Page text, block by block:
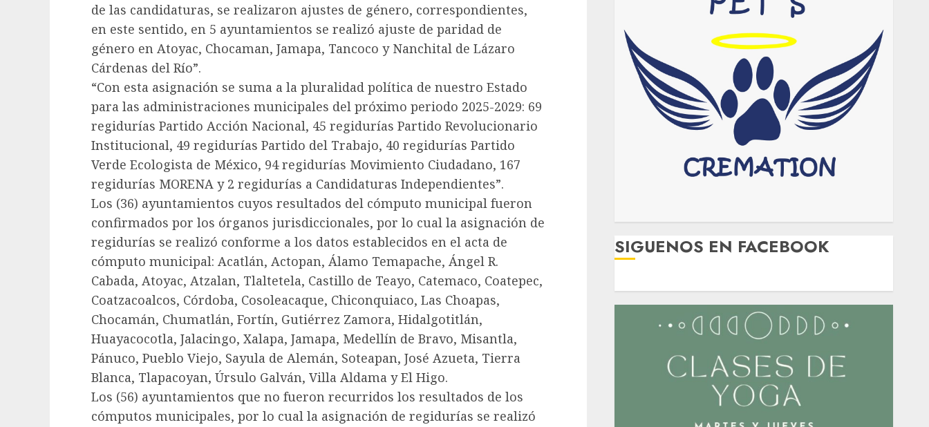
de las candidaturas, se realizaron ajustes de género, correspondientes,
en este sentido, en 5 ayuntamientos se realizó ajuste de paridad de
género en Atoyac, Chocaman, Jamapa, Tancoco y Nanchital de Lázaro
Cárdenas del Río”.
“Con esta asignación se suma a la pluralidad política de nuestro Estado
para las administraciones municipales del próximo periodo 2025-2029: 69
regidurías Partido Acción Nacional, 45 regidurías Partido Revolucionario
Institucional, 49 regidurías Partido del Trabajo, 40 regidurías Partido
Verde Ecologista de México, 94 regidurías Movimiento Ciudadano, 167
regidurías MORENA y 2 regidurías a Candidaturas Independientes”.
Los (36) ayuntamientos cuyos resultados del cómputo municipal fueron
confirmados por los órganos jurisdiccionales, por lo cual la asignación de
regidurías se realizó conforme a los datos establecidos en el acta de
cómputo municipal: Acatlán, Actopan, Álamo Temapache, Ángel R.
Cabada, Atoyac, Atzalan, Tlaltetela, Castillo de Teayo, Catemaco, Coatepec,
Coatzacoalcos, Córdoba, Cosoleacaque, Chiconquiaco, Las Choapas,
Chocamán, Chumatlán, Fortín, Gutiérrez Zamora, Hidalgotitlán,
Huayacocotla, Jalacingo, Xalapa, Jamapa, Medellín de Bravo, Misantla,
Pánuco, Pueblo Viejo, Sayula de Alemán, Soteapan, José Azueta, Tierra
Blanca, Tlapacoyan, Úrsulo Galván, Villa Aldama y El Higo.
Los (56) ayuntamientos que no fueron recurridos los resultados de los
cómputos municipales, por lo cual la asignación de regidurías se realizó
SIGUENOS EN FACEBOOK